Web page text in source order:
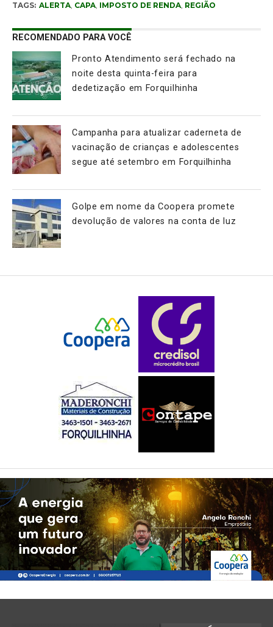
TAGS: ALERTA, CAPA, IMPOSTO DE RENDA, REGIÃO
RECOMENDADO PARA VOCÊ
Pronto Atendimento será fechado na
noite desta quinta-feira para
dedetização em Forquilhinha
Campanha para atualizar caderneta de
vacinação de crianças e adolescentes
segue até setembro em Forquilhinha
Golpe em nome da Coopera promete
devolução de valores na conta de luz